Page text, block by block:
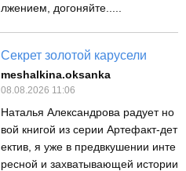
лжением, догоняйте.....
Секрет золотой карусели
meshalkina.oksanka
08.08.2026 11:06
Наталья Александрова радует но
вой книгой из серии Артефакт-дет
ектив, я уже в предвкушении инте
ресной и захватывающей истории